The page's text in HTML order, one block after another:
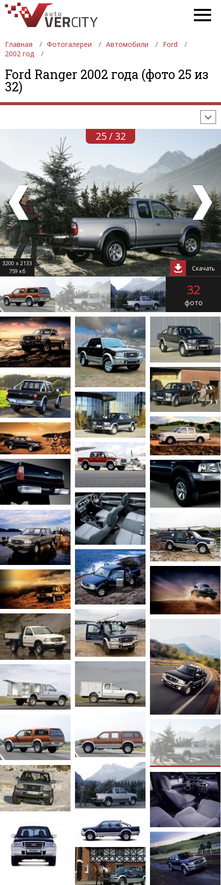
Главная Фотогалереи Автомобили
Ford
2002 год
Ford Ranger 2002 года (фото 25 из
32)
ФОТОГАЛЕРЕИ АВТОМОБИЛИ
ДЕВУШКИ
АВТОСАЛОНЫ
25 / 32
3200 x 2133
759 кб
Скачать
32
фото